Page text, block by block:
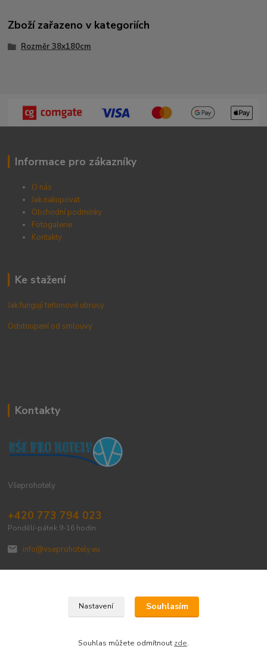
Zboží zařazeno v kategoriích
Rozměr 38x180cm
Informace pro zákazníky
O nás
Jak nakupovat
Obchodní podmínky
Fotogalerie
Kontakty
Ke stažení
Jak fungují teflonové ubrusy
Odstoupení od smlouvy
Kontakty
Všeprohotely
+420 773 794 023
Pondělí-pátek 9-16 hodin
info@vseprohotely.eu
Upravit sběr cookies.
Nastavení Souhlasím
Souhlas můžete odmítnout zde.